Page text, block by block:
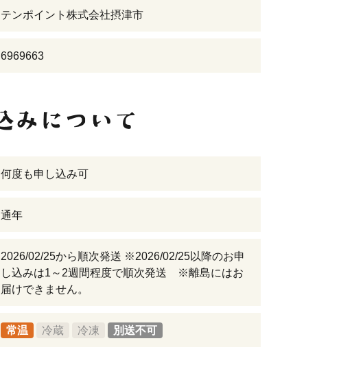
テンポイント株式会社摂津市
6969663
何度も申し込み可
通年
2026/02/25から順次発送 ※2026/02/25以降のお申
し込みは1～2週間程度で順次発送 ※離島にはお
届けできません。
常温 冷蔵 冷凍 別送不可